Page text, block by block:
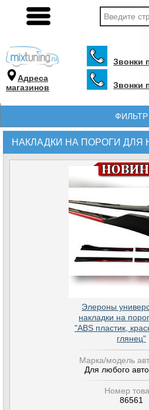
Адреса
магазинов
Звонки
Звонки
ФИЛЬТР
НАКЛАДКИ НА ПОРОГИ ДЛЯ
Элероны
накладки на
"ABS пластик,
глянец"
Марка/модель
Для любого
Номер
86561